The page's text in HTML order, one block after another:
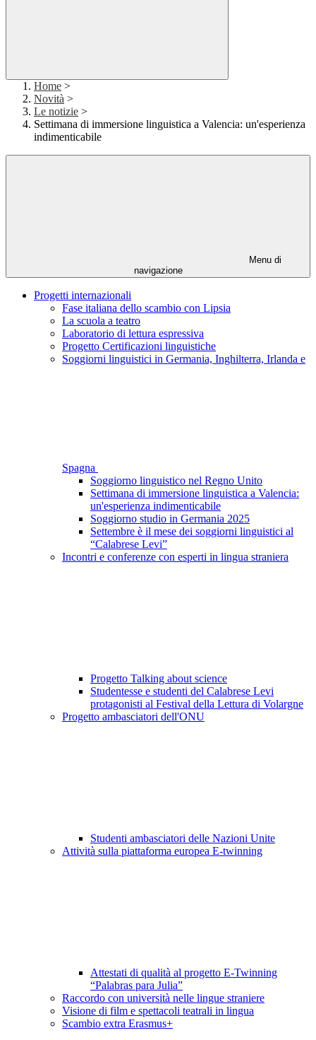
Home >
Novità >
Le notizie >
Settimana di immersione linguistica a Valencia: un'esperienza
indimenticabile
Menu di
navigazione
Progetti internazionali
Fase italiana dello scambio con Lipsia
La scuola a teatro
Laboratorio di lettura espressiva
Progetto Certificazioni linguistiche
Soggiorni linguistici in Germania, Inghilterra, Irlanda e
Spagna
Soggiorno linguistico nel Regno Unito
Settimana di immersione linguistica a Valencia:
un'esperienza indimenticabile
Soggiorno studio in Germania 2025
Settembre è il mese dei soggiorni linguistici al
“Calabrese Levi”
Incontri e conferenze con esperti in lingua straniera
Progetto Talking about science
Studentesse e studenti del Calabrese Levi
protagonisti al Festival della Lettura di Volargne
Progetto ambasciatori dell'ONU
Studenti ambasciatori delle Nazioni Unite
Attività sulla piattaforma europea E-twinning
Attestati di qualità al progetto E-Twinning
“Palabras para Julia”
Raccordo con università nelle lingue straniere
Visione di film e spettacoli teatrali in lingua
Scambio extra Erasmus+